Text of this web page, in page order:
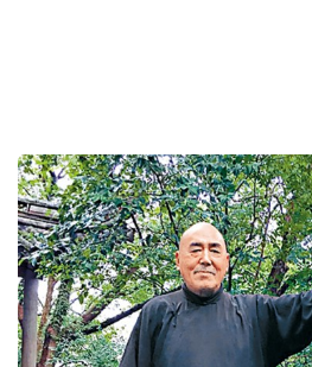
又中又英 | A point of no return
專欄 21小時前